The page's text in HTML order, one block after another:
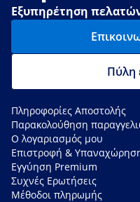
Εξυπηρέτηση
Πύλη
Πληροφορίες Αποστολής
Παρακολούθηση
Ο λογαριασμός μου
Επιστροφή &
Εγγύηση Premium
Συχνές Ερωτήσεις
Μέθοδοι πληρωμής